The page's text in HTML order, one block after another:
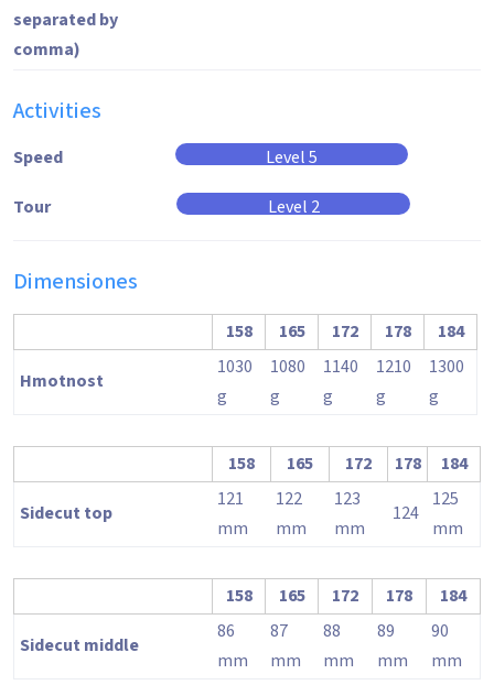
separated by
comma)
Activities
Speed Level 5
Tour Level 2
Dimensiones
158 165 172 178 184
Hmotnost
1030
g
1080
g
1140
g
1210
g
1300
g
158 165 172 178 184
Sidecut top
121
mm
122
mm
123
mm
124
125
mm
158 165 172 178 184
Sidecut middle
86
mm
87
mm
88
mm
89
mm
90
mm